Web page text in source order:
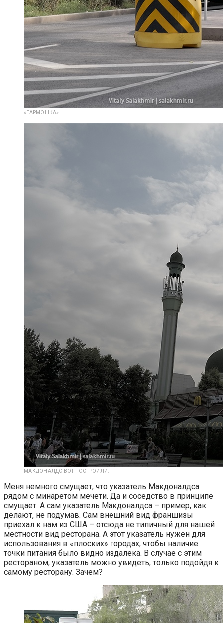
«ГАРМОШКА».
МАКДОНАЛДС ВОТ ПОСТРОИЛИ.
Меня немного смущает, что указатель Макдоналдса
рядом с минаретом мечети. Да и соседство в принципе
смущает. А сам указатель Макдоналдса – пример, как
делают, не подумав. Сам внешний вид франшизы
приехал к нам из США – отсюда не типичный для нашей
местности вид ресторана. А этот указатель нужен для
использования в «плоских» городах, чтобы наличие
точки питания было видно издалека. В случае с этим
рестораном, указатель можно увидеть, только подойдя к
самому ресторану. Зачем?